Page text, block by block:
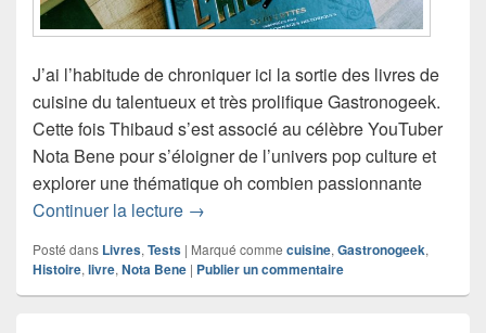
J’ai l’habitude de chroniquer ici la sortie des livres de
cuisine du talentueux et très prolifique Gastronogeek.
Cette fois Thibaud s’est associé au célèbre YouTuber
Nota Bene pour s’éloigner de l’univers pop culture et
explorer une thématique oh combien passionnante
Continuer la lecture Cuisiner l’Histoire – Quand l’Histoire
→
Posté dans Livres, Tests | Marqué comme cuisine, Gastronogeek,
Histoire, livre, Nota Bene | Publier un commentaire